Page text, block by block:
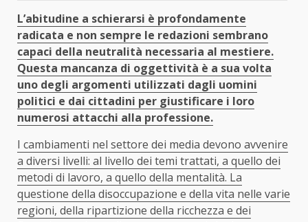
L’abitudine a schierarsi è profondamente
radicata e non sempre le redazioni sembrano
capaci della neutralità necessaria al mestiere.
Questa mancanza di oggettività è a sua volta
uno degli argomenti utilizzati dagli uomini
politici e dai cittadini per giustificare i loro
numerosi attacchi alla professione.
I cambiamenti nel settore dei media devono avvenire
a diversi livelli: al livello dei temi trattati, a quello dei
metodi di lavoro, a quello della mentalità. La
questione della disoccupazione e della vita nelle varie
regioni, della ripartizione della ricchezza e dei